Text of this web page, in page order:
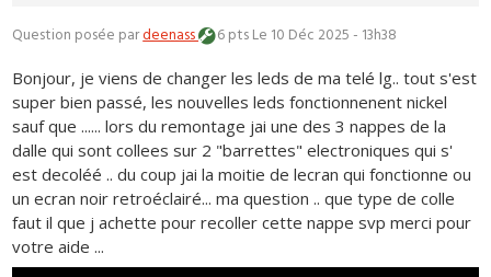
Question posée pardeenass 6 ptsLe 10 Déc 2025 - 13h38
Bonjour, je viens de changer les leds de ma telé lg.. tout s'est
super bien passé, les nouvelles leds fonctionnenent nickel
sauf que ...... lors du remontage jai une des 3 nappes de la
dalle qui sont collees sur 2 "barrettes" electroniques qui s'
est decoléé .. du coup jai la moitie de lecran qui fonctionne ou
un ecran noir retroéclairé... ma question .. que type de colle
faut il que j achette pour recoller cette nappe svp merci pour
votre aide ...